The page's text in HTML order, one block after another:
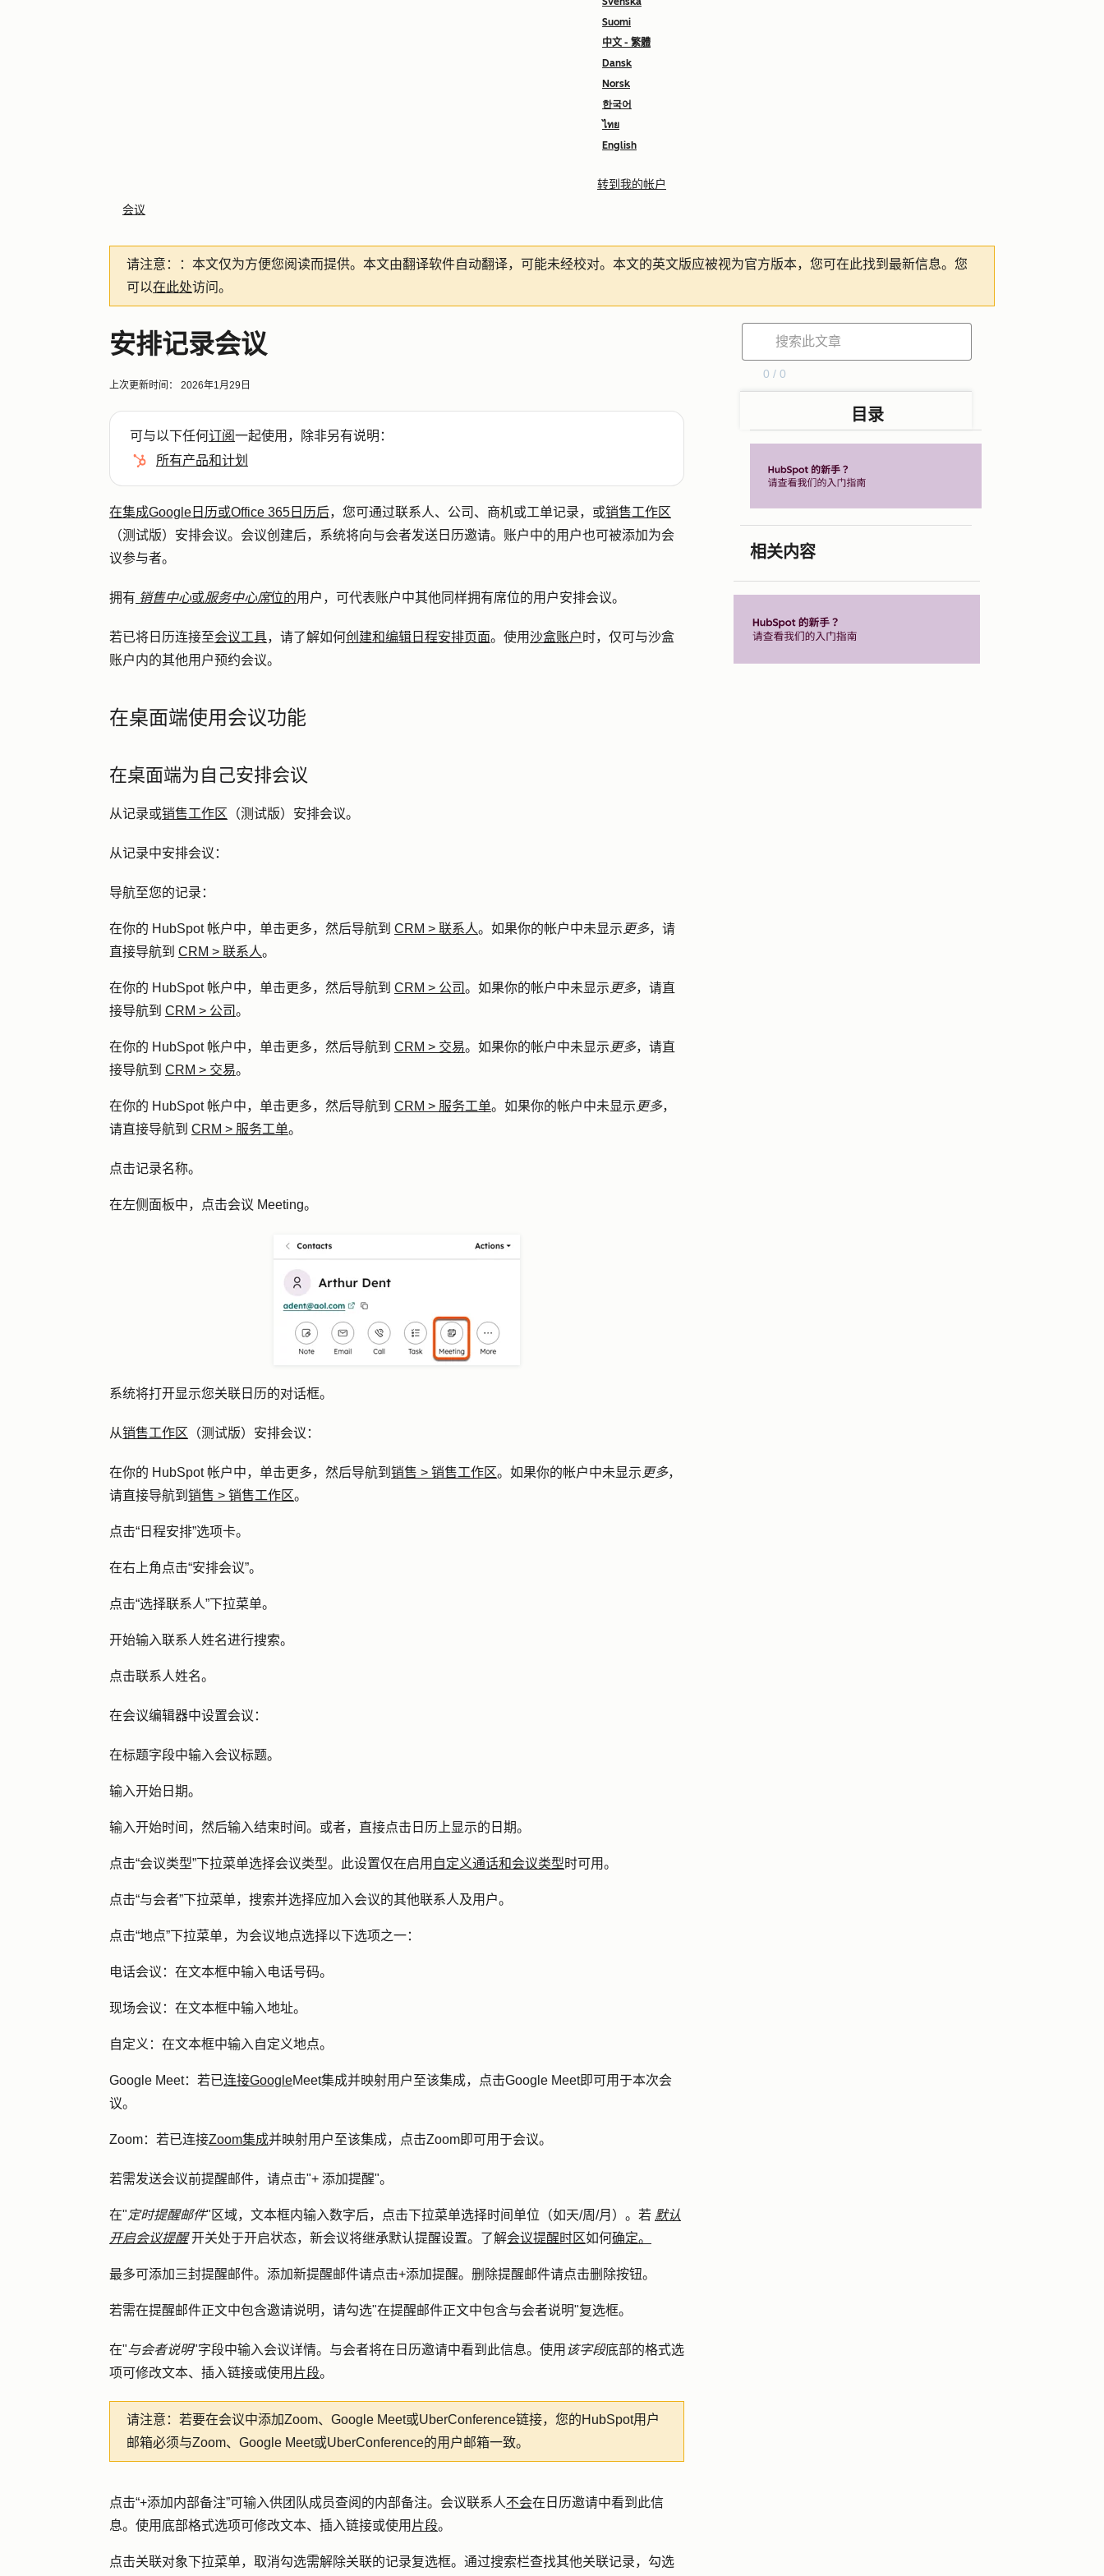
Suomi
中文 - 繁體
Dansk
Norsk
한국어
ไทย
English
转到我的帐户
会议
请注意： ：本文仅为方便您阅读而提供。 本文由翻译软件自动翻译，可能未经校对。本文的英文版应被视为官方版本，您可在此找到最新信息。您
可以在此处访问。
安排记录会议
上次更新时间： 2026年1月29日
可与以下任何订阅一起使用，除非另有说明：
所有产品和计划
在集成Google日历或Office 365日历后，您可通过联系人、公司、商机或工单记录，或销售工作区
（测试版）安排会议。会议创建后，系统将向与会者发送日历邀请。账户中的用户也可被添加为会
议参与者。
拥有 销售中心或服务中心席位的用户，可代表账户中其他同样拥有席位的用户安排会议。
若已将日历连接至会议工具，请了解如何创建和编辑日程安排页面。使用沙盒账户 时，仅可与沙盒
账户内的其他用户预约会议。
在桌面端使用会议功能
在桌面端为自己安排会议
从记录或销售工作区 （测试版）安排会议。
从记录中安排会议：
导航至您的记录：
在你的 HubSpot 帐户中，单击更多，然后导航到 CRM > 联系人。如果你的帐户中未显示 更多，请
直接导航到 CRM > 联系人。
在你的 HubSpot 帐户中，单击更多，然后导航到 CRM > 公司。如果你的帐户中未显示 更多，请直
接导航到 CRM > 公司。
在你的 HubSpot 帐户中，单击更多，然后导航到 CRM > 交易。如果你的帐户中未显示 更多，请直
接导航到 CRM > 交易。
在你的 HubSpot 帐户中，单击更多，然后导航到 CRM > 服务工单。如果你的帐户中未显示 更多，
请直接导航到 CRM > 服务工单。
点击记录名称。
在左侧面板中，点击会议 Meeting。
系统将打开显示您关联日历的对话框。
从销售工作区 （测试版）安排会议：
在你的 HubSpot 帐户中，单击更多，然后导航到 销售 > 销售工作区。如果你的帐户中未显示 更多，
请直接导航到 销售 > 销售工作区。
点击“日程安排”选项卡。
在右上角点击“安排会议”。
点击“选择联系人”下拉菜单。
开始输入联系人姓名进行搜索。
点击联系人姓名。
在会议编辑器中设置会议：
在标题字段中输入会议标题。
输入开始日期。
输入开始时间 ，然后输入结束时间。或者，直接点击日历上显示的 日期。
点击“会议类型”下拉菜单选择会议类型。此设置仅在启用 自定义通话和会议类型时可用。
点击“与会者”下拉菜单，搜索并选择应加入会议的其他联系人及用户。
点击“地点”下拉菜单，为会议地点选择以下选项之一：
电话会议： 在文本框中输入 电话号码。
现场会议： 在文本框中输入地址。
自定义： 在文本框中输入 自定义地点。
Google Meet： 若已连接GoogleMeet集成并映射用户至该集成， 点击Google Meet即可用于本次会
议。
Zoom： 若已连接Zoom集成并映射用户至该集成， 点击Zoom即可用于会议。
若需发送会议前提醒邮件，请点击"+ 添加提醒"。
在"定时提醒邮件"区域，文本框内输入数字后，点击下拉菜单选择时间单位 （如天/周/月）。若 默认
开启会议提醒开关处于开启状态，新会议将继承默认提醒设置。了解会议提醒时区如何确定。
最多可添加三封提醒邮件。添加新提醒邮件请点击+添加提醒。删除提醒邮件请点击删除按钮。
若需在提醒邮件正文中包含邀请说明，请勾选"在提醒邮件正文中包含与会者说明"复选框。
在"与会者说明"字段中输入会议详情。与会者将在日历邀请中看到此信息。使用 该字段底部的格式选
项可修改文本、插入链接或使用 片段。
请注意：若要在会议中添加Zoom、Google Meet或UberConference链接，您的HubSpot用户
邮箱必须与Zoom、Google Meet或UberConference的用户邮箱一致。
点击“+添加内部备注”可输入供团队成员查阅的内部备注。会议联系人不会在日历邀请中看到此信
息。使用底部格式选项可修改文本、插入链接或使用 片段。
点击关联对象下拉菜单，取消勾选需解除关联的记录复选框。通过搜索栏查找其他关联记录，勾选
0 / 0
目录
相关内容